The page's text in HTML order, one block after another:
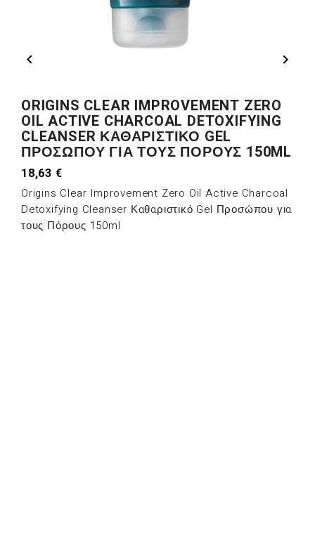
 
ORIGINS CLEAR IMPROVEMENT ZERO
OIL ACTIVE CHARCOAL DETOXIFYING
CLEANSER ΚΑΘΑΡΙΣΤΙΚΌ GEL
ΠΡΟΣΏΠΟΥ ΓΙΑ ΤΟΥΣ ΠΌΡΟΥΣ 150ML
18,63 €
Origins Clear Improvement Zero Oil Active Charcoal
Detoxifying Cleanser Καθαριστικό Gel Προσώπου για
τους Πόρους 150ml